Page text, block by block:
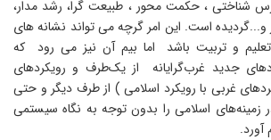
شناختی ، حکمت محور ، طبیعت گرا، رشد مدار،
است. این امر گرچه می تواند نشانه های
و تربیت باشد اما بیم آن نیز می رود که
جدید غرب‌گرایانه از یک‌طرف و رویکردهای
غربی با رویکرد اسلامی ) از طرف دیگر و حتی
زمینه‌های اسلامی را بدون توجه به نگاه سیستمی
آورد.